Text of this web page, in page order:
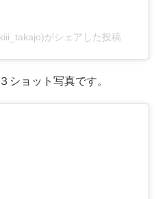
がシェアした投稿
ショット写真です。